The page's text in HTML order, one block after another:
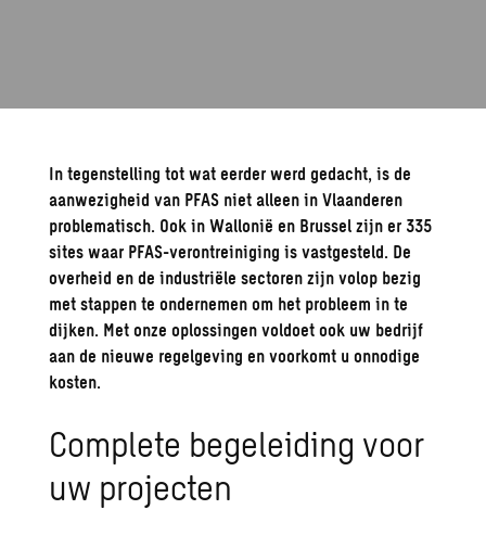
In tegenstelling tot wat eerder werd gedacht, is de
aanwezigheid van PFAS niet alleen in Vlaanderen
problematisch. Ook in Wallonië en Brussel zijn er 335
sites waar PFAS-verontreiniging is vastgesteld. De
overheid en de industriële sectoren zijn volop bezig
met stappen te ondernemen om het probleem in te
dijken. Met onze oplossingen voldoet ook uw bedrijf
aan de nieuwe regelgeving en voorkomt u onnodige
kosten.
Complete begeleiding voor
uw projecten